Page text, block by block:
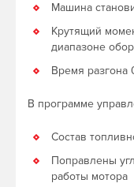
Машина
Крутящий
диапазоне
Время разгона
В программе
Состав
Поправлены
работы мотора